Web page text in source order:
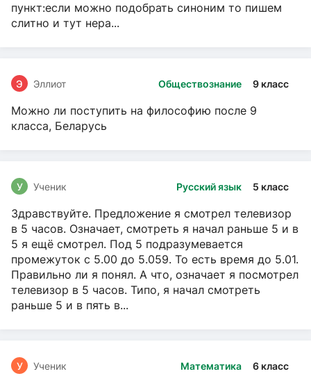
пункт:если можно подобрать синоним то пишем
слитно и тут нера...
Обществознание 9 класс
Э Эллиот
Можно ли поступить на философию после 9
класса, Беларусь
Русский язык 5 класс
У Ученик
Здравствуйте. Предложение я смотрел телевизор
в 5 часов. Означает, смотреть я начал раньше 5 и в
5 я ещё смотрел. Под 5 подразумевается
промежуток с 5.00 до 5.059. То есть время до 5.01.
Правильно ли я понял. А что, означает я посмотрел
телевизор в 5 часов. Типо, я начал смотреть
раньше 5 и в пять в...
Математика 6 класс
У Ученик